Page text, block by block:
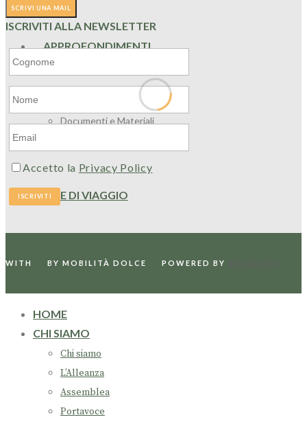
APPROFONDIMENTI
Documenti e Materiali
IDEE DI VIAGGIO
ISCRIVITI ALLA NEWSLETTER
Accetto la Privacy Policy
WITH BY MOBILITÀ DOLCE POWERED BY
HOME
CHI SIAMO
Chi siamo
L’Alleanza
Assemblea
Portavoce